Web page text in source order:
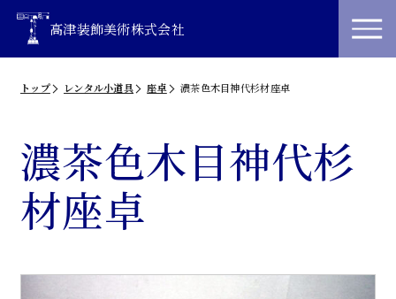
高津装飾美術株式会社
トップ レンタル小道具 座卓 濃茶色木目神代杉材座卓
濃茶色木目神代杉
材座卓